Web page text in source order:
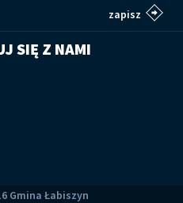
SIĘ Z NAMI
Gmina Łabiszyn